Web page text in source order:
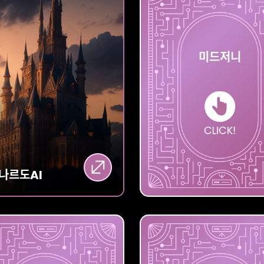
르도AI
레오나르도
AI
미
미드저니